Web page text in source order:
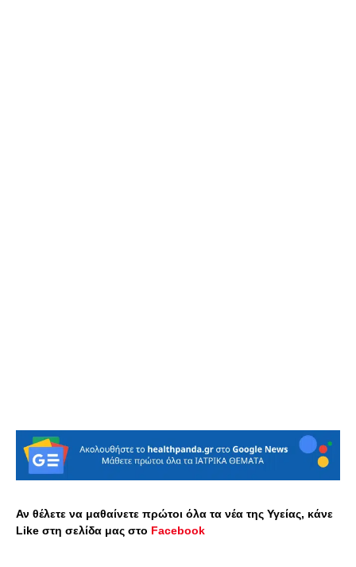
Αν θέλετε να μαθαίνετε πρώτοι όλα τα νέα της Υγείας, κάνε
Like στη σελίδα μας στο Facebook